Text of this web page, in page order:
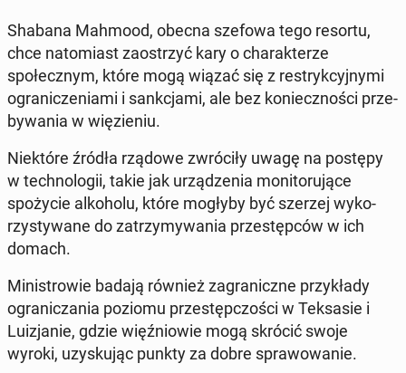
Shabana Mahmood, obecna szefowa tego resortu,
chce nato­mi­ast za­ostrzyć kary o charak­terze
społecznym, które mogą wiązać się z restryk­cyjny­mi
ograniczeni­a­mi i sankc­ja­mi, ale bez koniecznoś­ci prze­
by­wa­nia w więzie­niu.
Niek­tóre źródła rządowe zwró­ciły uwagę na postępy
w tech­nologii, takie jak urządzenia mon­i­toru­jące
spoży­cie alko­holu, które mogłyby być szerzej wyko­
rzysty­wane do za­trzymy­wa­nia przestępców w ich
domach.
Min­istrowie badają również za­graniczne przykłady
ogranicza­nia poziomu przestępc­zoś­ci w Tek­sasie i
Luiz­janie, gdzie więźniowie mogą skrócić swoje
wyroki, uzysku­jąc punkty za dobre spra­wowanie.